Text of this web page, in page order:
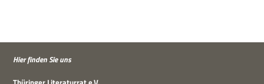
Hier fin­den Sie uns